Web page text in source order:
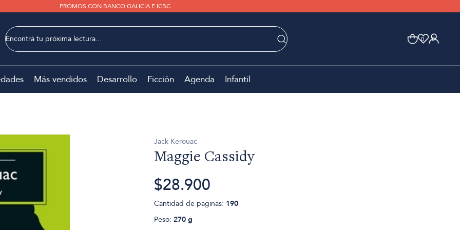
PROMOS CON BANCO GALICIA E ICBC
0 0
Más vendidos Desarrollo Ficción Agenda Infantil
Jack Kerouac
Maggie Cassidy
$28.900
Cantidad de páginas: 190
Peso: 270 g